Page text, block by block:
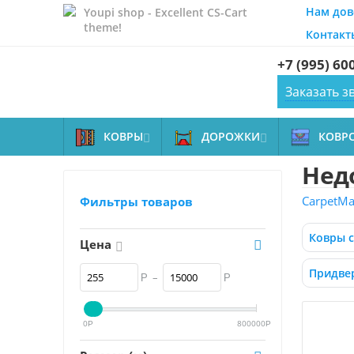
Youpi shop - Excellent CS-Cart
theme!
Нам
+7 (995)
Заказать
КОВРЫ ДОРОЖКИ
Фильтры товаров
Цена
Р – Р
0Р 800000Р
Ковры